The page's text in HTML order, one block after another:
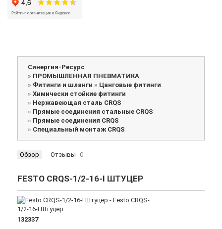
Синергия-Ресурс
» ПРОМЫШЛЕННАЯ ПНЕВМАТИКА
» Фитинги и шланги » Цанговые фитинги
» Химически стойкие фитинги
» Нержавеющая сталь CRQS
» Прямые соединения стальные CRQS
» Прямые соединения CRQS
» Специальный монтаж CRQS
Обзор Отзывы 0
FESTO CRQS-1/2-16-I ШТУЦЕР
132337